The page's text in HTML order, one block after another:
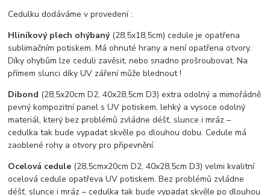
Cedulku dodáváme v provedení :
Hliníkový plech ohýbaný (28,5x18,5cm) cedule je opatřena
sublimačním potiskem. Má ohnuté hrany a není opatřena otvory.
Díky ohybům lze ceduli zavěsit, nebo snadno prošroubovat. Na
přímem slunci díky UV záření může blednout !
Dibond (28,5x20cm D2, 40x28,5cm D3) extra odolný a mimořádně
pevný kompozitní panel s UV potiskem, lehký a vysoce odolný
materiál, který bez problémů zvládne déšť, slunce i mráz –
cedulka tak bude vypadat skvěle po dlouhou dobu. Cedule má
zaoblené rohy a otvory pro připevnění.
Ocelová cedule (28,5cmx20cm D2, 40x28,5cm D3) velmi kvalitní
ocelová cedule opatřeva UV potiskem. Bez problémů zvládne
déšť, slunce i mráz – cedulka tak bude vypadat skvěle po dlouhou